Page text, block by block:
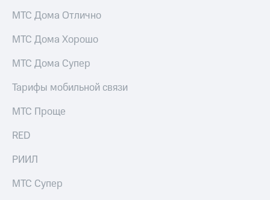
Описание
Еврооблигации-2023
Уведомление
о
именных
Другое
Регистратор
этика
МТС Дома Отлично
МТС Дома Хорошо
МТС Дома Супер
Тарифы мобильной связи
МТС Проще
RED
РИИЛ
МТС Супер